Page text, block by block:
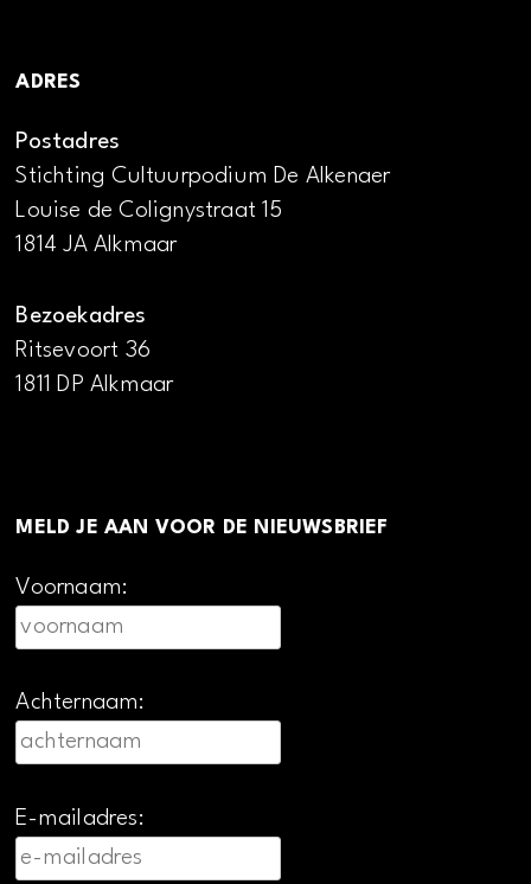
ADRES
Postadres
Stichting Cultuurpodium De Alkenaer
Louise de Colignystraat 15
1814 JA Alkmaar
Bezoekadres
Ritsevoort 36
1811 DP Alkmaar
MELD JE AAN VOOR DE NIEUWSBRIEF
Voornaam:
Achternaam:
E-mailadres: